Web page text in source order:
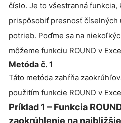
číslo. Je to všestranná funkcia,
prispôsobiť presnosť číselných
potrieb. Poďme sa na
môžeme funkciu ROUND v
Metóda č. 1
Táto metóda zahŕňa
použitím funkcie ROUND v
Príklad 1 – Funkcia
zaokrúhlenie na